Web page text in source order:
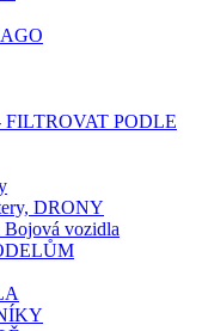
FILTROVAT PODLE
DRONY
vozidla